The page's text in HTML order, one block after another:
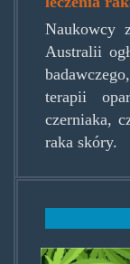
Naukowcy
Australii
terapii
czerniaka,
raka skóry.